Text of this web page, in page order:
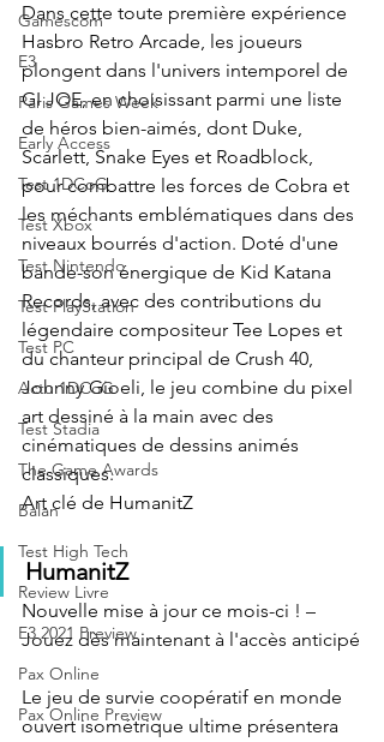
Gamescom
E3
Paris Games Week
Early Access
Test 1DCoG
Test Xbox
Test Nintendo
Test PlayStation
Test PC
Actu 1DCoG
Test Stadia
The Game Awards
Balan
Test High Tech
Review Livre
E3 2021 Preview
Pax Online
Pax Online Preview
Dans cette toute première expérience
Hasbro Retro Arcade, les joueurs
plongent dans l'univers intemporel de
GI JOE, en choisissant parmi une liste
de héros bien-aimés, dont Duke,
Scarlett, Snake Eyes et Roadblock,
pour combattre les forces de Cobra et
les méchants emblématiques dans des
niveaux bourrés d'action. Doté d'une
bande-son énergique de Kid Katana
Records, avec des contributions du
légendaire compositeur Tee Lopes et
du chanteur principal de Crush 40,
Johnny Gioeli, le jeu combine du pixel
art dessiné à la main avec des
cinématiques de dessins animés
classiques.
Art clé de HumanitZ
HumanitZ
Nouvelle mise à jour ce mois-ci ! –
Jouez dès maintenant à l'accès anticipé
Le jeu de survie coopératif en monde
ouvert isométrique ultime présentera